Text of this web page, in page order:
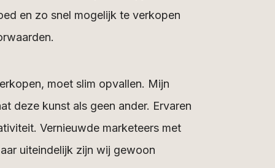
en zo snel mogelijk te verkopen
moet slim opvallen. Mijn
deze kunst als geen ander. Ervaren
Vernieuwde marketeers met
uiteindelijk zijn wij gewoon